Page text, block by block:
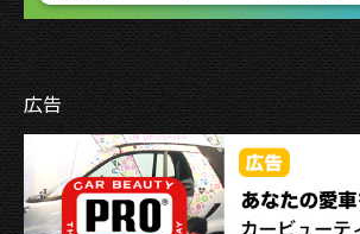
広告